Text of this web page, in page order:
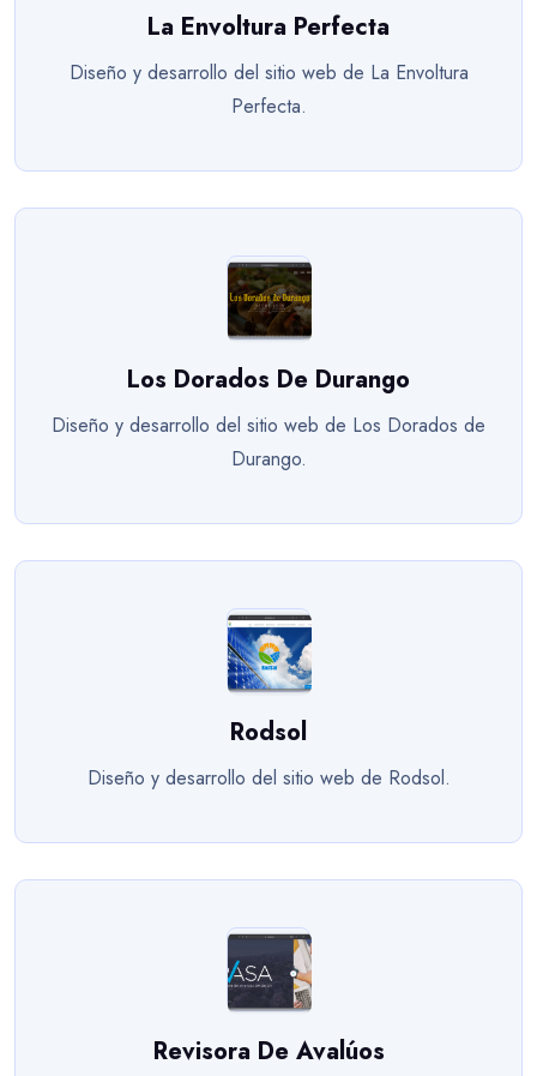
La Envoltura Perfecta
Diseño y desarrollo del sitio web de La Envoltura
Perfecta.
Los Dorados De Durango
Diseño y desarrollo del sitio web de Los Dorados de
Durango.
Rodsol
Diseño y desarrollo del sitio web de Rodsol.
Revisora De Avalúos